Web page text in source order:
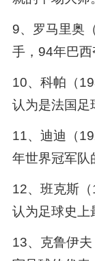
9、罗马里奥
手，94年巴西
10、科帕（
认为是法国足
11、迪迪（
年世界冠军队
12、班克斯
认为足球史上
13、克鲁伊